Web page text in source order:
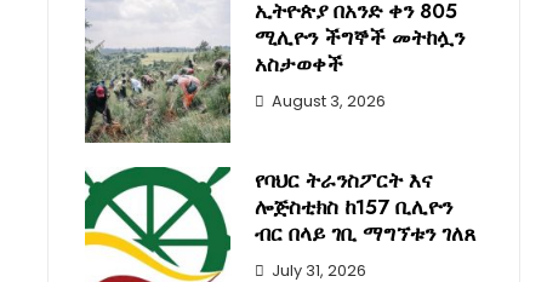
ኢትዮጵያ በአንድ ቀን 805
ሚሊዮን ችግኞች መትከሏን
አስታወቀች
August 3, 2026
የባህር ትራንስፖርት እና
ሎጅስቲክስ ከ157 ቢሊዮን
ብር በላይ ገቢ ማግኘቱን ገለጸ
July 31, 2026